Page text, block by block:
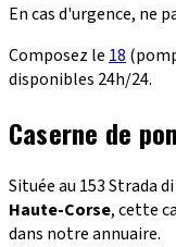
En cas d'urgence, ne
Composez le 18
disponibles 24h/24.
Caserne de
Située au 153 Strada
Haute-Corse, cette
dans notre annuaire.